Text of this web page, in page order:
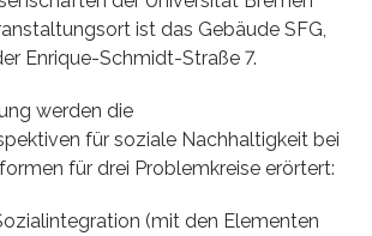
ist das Gebäude SFG,
Enrique-Schmidt-Straße 7.
werden die
für soziale Nachhaltigkeit bei
für drei Problemkreise erörtert:
(mit den Elementen